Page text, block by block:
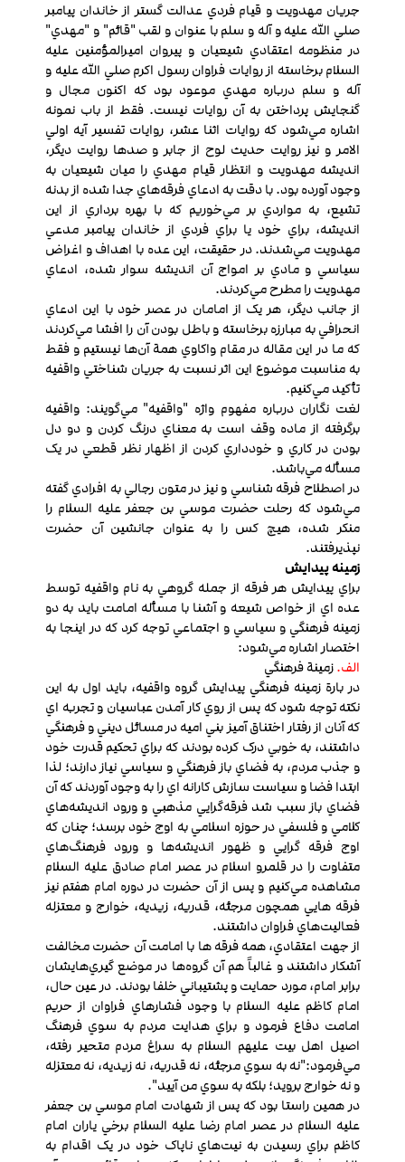
جريان مهدويت و قيام فردي عدالت گستر از خاندان پيامبر
صلي الله عليه و آله و سلم با عنوان و لقب "قائم" و "مهدي"
در منظومه اعتقادي شيعيان و پيروان اميرالمؤمنين عليه
السلام برخاسته از روايات فراوان رسول اکرم صلي الله عليه و
آله و سلم درباره مهدي موعود بود که اكنون مجال و
گنجايش پرداختن به آن روايات نيست. فقط از باب نمونه
اشاره مي‌شود که روايات اثنا عشر، روايات تفسير آيه اولي
الامر و نيز روايت حديث لوح از جابر و صدها روايت ديگر،
انديشه مهدويت و انتظار قيام مهدي را ميان شيعيان به
وجود آورده بود. با دقت به ادعاي فرقه‌هاي جدا شده از بدنه
تشيع، به مواردي بر مي‌خوريم که با بهره برداري از اين
انديشه، براي خود يا براي فردي از خاندان پيامبر مدعي
مهدويت مي‌شدند. در حقيقت، اين عده با اهداف و اغراض
سياسي و مادي بر امواج آن انديشه سوار شده، ادعاي
مهدويت را مطرح مي‌كردند.
از جانب ديگر، هر يک از امامان در عصر خود با اين ادعاي
انحرافي به مبارزه برخاسته و باطل بودن آن را افشا مي‌كردند
که ما در اين مقاله در مقام واکاوي همة آن‌ها نيستيم و فقط
به مناسبت موضوع اين اثر نسبت به جريان شناختي واقفيه
تأکيد مي‌كنيم.
لغت نگاران درباره مفهوم واژه "واقفیه" مي‌گويند: واقفیه
برگرفته از ماده وقف است به معناي درنگ کردن و دو دل
بودن در کاري و خودداري کردن از اظهار نظر قطعي در يک
مسأله مي‌باشد.
در اصطلاح فرقه شناسي و نيز در متون رجالي به افرادي گفته
مي‌شود که رحلت حضرت موسي بن جعفر عليه السلام را
منکر شده، هيچ کس را به عنوان جانشين آن حضرت
نپذيرفتند.
زمينه پيدايش
براي پيدايش هر فرقه از جمله گروهي به نام واقفیه توسط
عده اي از خواص شيعه و آشنا با مسأله امامت بايد به دو
زمينه فرهنگي و سياسي و اجتماعي توجه كرد که در اينجا به
اختصار اشاره مي‌شود:
الف.زمينة فرهنگي
در بارة زمينه فرهنگي پيدايش گروه واقفیه، بايد اول به اين
نکته توجه شود که پس از روي کار آمدن عباسيان و تجربه اي
که آنان از رفتار اختناق آميز بني اميه در مسائل ديني و فرهنگي
داشتند، به خوبي درک كرده بودند که براي تحکيم قدرت خود
و جذب مردم، به فضاي باز فرهنگي و سياسي نياز دارند؛ لذا
ابتدا فضا و سياست سازش کارانه اي را به وجود آوردند که آن
فضاي باز سبب شد فرقه‌گرايي مذهبي و ورود انديشه‌هاي
کلامي و فلسفي در حوزه اسلامي به اوج خود برسد؛ چنان كه
اوج فرقه گرايي و ظهور انديشه‌ها و ورود فرهنگ‌هاي
متفاوت را در قلمرو اسلام در عصر امام صادق عليه السلام
مشاهده مي‌کنيم و پس از آن حضرت در دوره امام هفتم نيز
فرقه هايي همچون مرجئه، قدريه، زيديه، خوارج و معتزله
فعاليت‌هاي فراوان داشتند.
از جهت اعتقادي، همه فرقه ها با امامت آن حضرت مخالفت
آشکار داشتند و غالباً هم آن گروه‌ها در موضع گيري‌هايشان
برابر امام، مورد حمايت و پشتيباني خلفا بودند. در عين حال،
امام کاظم عليه السلام با وجود فشارهاي فراوان از حريم
امامت دفاع فرمود و براي هدايت مردم به سوي فرهنگ
اصيل اهل بيت عليهم السلام به سراغ مردم متحير رفته،
مي‌فرمود:"نه به سوي مرجئه، نه قدريه، نه زيديه، نه معتزله
و نه خوارج برويد؛ بلکه به سوي من آييد".
در همين راستا بود که پس از شهادت امام موسي بن جعفر
عليه السلام در عصر امام رضا عليه السلام برخي ياران امام
کاظم براي رسيدن به نيت‌هاي ناپاک خود در يک اقدام به